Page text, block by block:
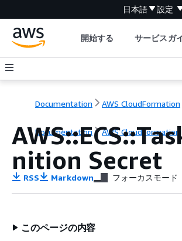
日本語 設定
開始する サービスガ
Documentation AWS CloudFormation
Documentation AWS CloudFormation
nition Secret
RSS Markdown フォーカスモード
このページの内容